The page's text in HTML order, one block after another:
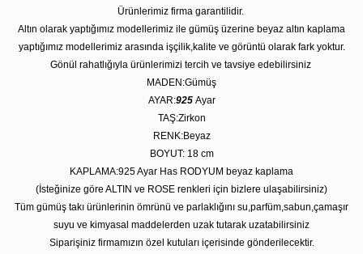
Ürünlerimiz firma garantilidir.
Altın olarak yaptığımız modellerimiz ile gümüş üzerine beyaz altın kaplama
yaptığımız modellerimiz arasında işçilik,kalite ve görüntü olarak fark yoktur.
Gönül rahatlığıyla ürünlerimizi tercih ve tavsiye edebilirsiniz
MADEN:Gümüş
AYAR:925 Ayar
TAŞ:Zirkon
RENK:Beyaz
BOYUT: 18 cm
KAPLAMA:925 Ayar Has RODYUM beyaz kaplama
(İsteğinize göre ALTIN ve ROSE renkleri için bizlere ulaşabilirsiniz)
Tüm gümüş takı ürünlerinin ömrünü ve parlaklığını su,parfüm,sabun,çamaşır
suyu ve kimyasal maddelerden uzak tutarak uzatabilirsiniz
Siparişiniz firmamızın özel kutuları içerisinde gönderilecektir.